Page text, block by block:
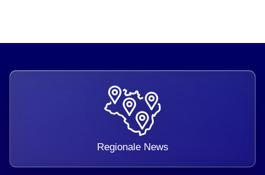
Regionale News